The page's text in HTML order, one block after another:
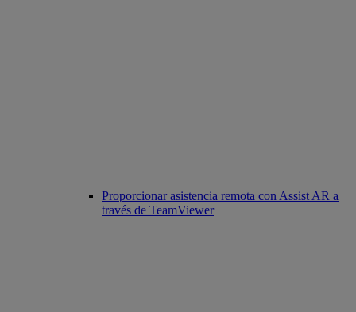
Proporcionar asistencia remota con Assist AR a
través de TeamViewer